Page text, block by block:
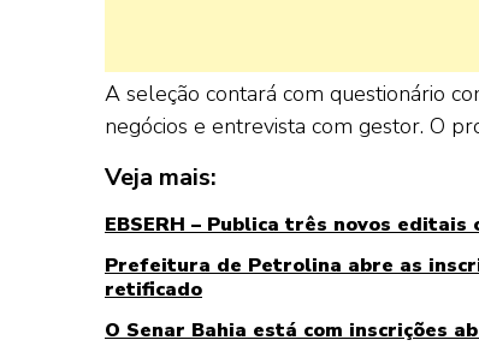
A seleção contará com questionário
negócios e entrevista com gestor. O
Veja mais:
EBSERH – Publica três novos
Prefeitura de Petrolina abre as
retificado
O Senar Bahia está com inscrições